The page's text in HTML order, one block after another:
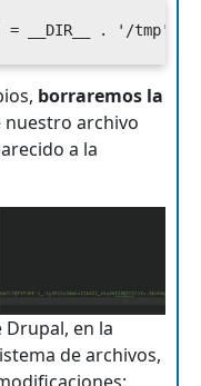
__DIR__ . '/tmp';
borraremos la
nuestro archivo
a la
en la
de archivos,